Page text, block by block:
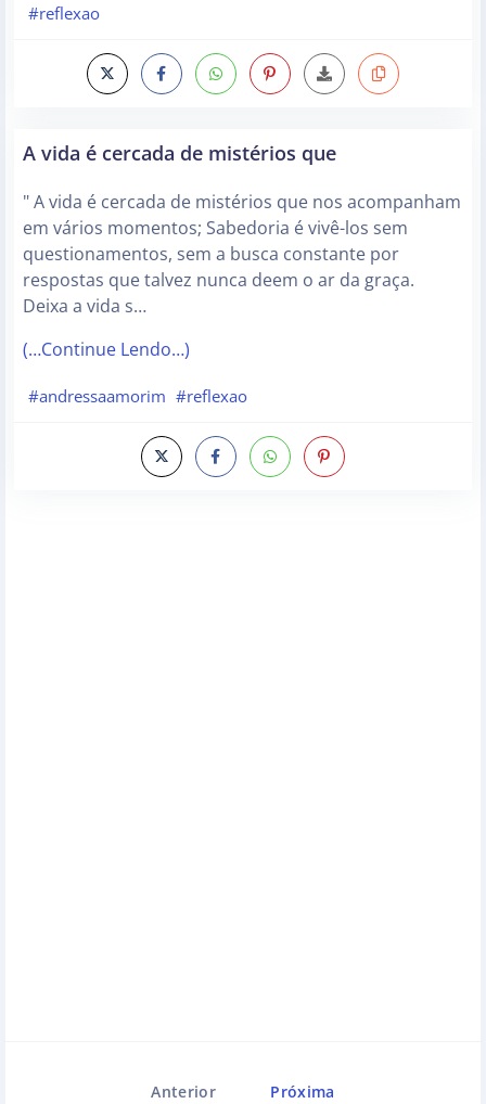
#reflexao
A vida é cercada de mistérios que
" A vida é cercada de mistérios que nos acompanham
em vários momentos; Sabedoria é vivê-los sem
questionamentos, sem a busca constante por
respostas que talvez nunca deem o ar da graça.
Deixa a vida s…
(…Continue Lendo…)
#andressaamorim #reflexao
Anterior Próxima